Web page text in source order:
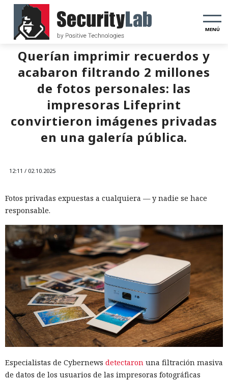
MENÚ
Querían imprimir recuerdos y
acabaron filtrando 2 millones
de fotos personales: las
impresoras Lifeprint
convirtieron imágenes privadas
en una galería pública.
12:11 / 02.10.2025
Fotos privadas expuestas a cualquiera — y nadie se hace
responsable.
Especialistas de Cybernews detectaron una filtración masiva
de datos de los usuarios de las impresoras fotográficas